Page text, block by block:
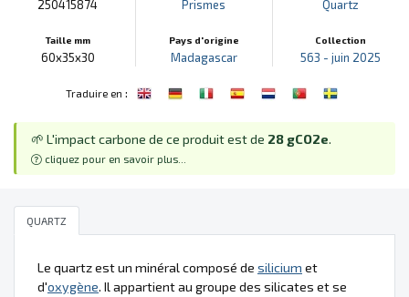
250415874
Taille mm
60x35x30
Prismes
Pays d'origine
Madagascar
Quartz
Collection
563 - juin 2025
Traduire en :
🌱 L'impact carbone de ce produit est de 28 gCO2e.
cliquez pour en savoir plus...
QUARTZ
Le quartz est un minéral composé de silicium et
d'oxygène. Il appartient au groupe des silicates et se